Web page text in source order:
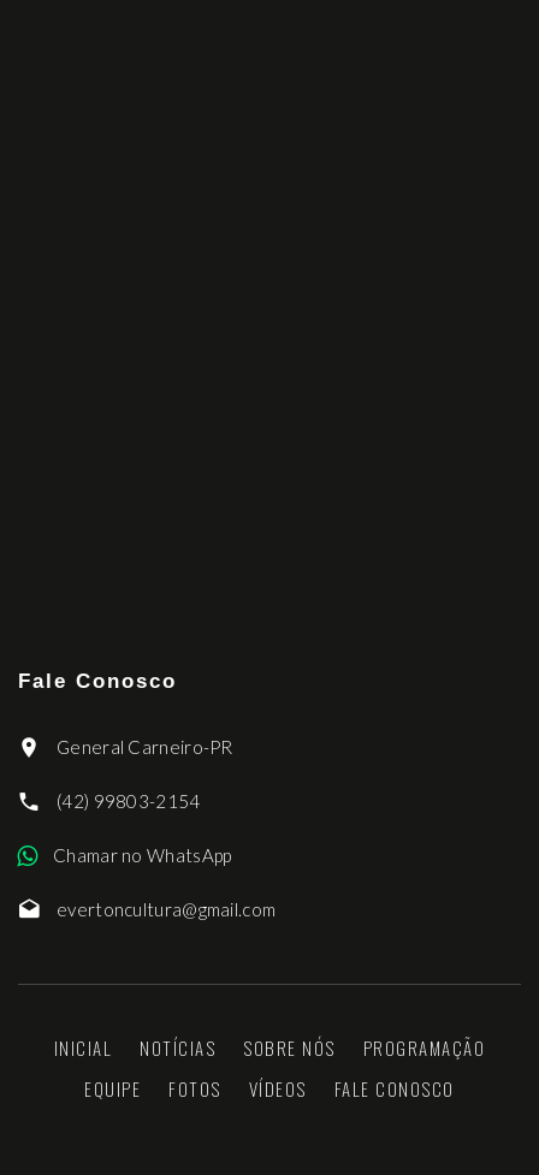
Fale Conosco
General Carneiro-PR
(42) 99803-2154
Chamar no WhatsApp
evertoncultura@gmail.com
INICIAL NOTÍCIAS SOBRE NÓS
PROGRAMAÇÃO
EQUIPE
FOTOS VÍDEOS FALE CONOSCO